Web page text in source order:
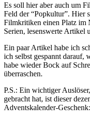
Es soll hier aber auch um
Feld der “Popkultur”. Hier
Filmkritiken einen Platz im
Serien, lesenswerte Artikel
Ein paar Artikel habe ich
ich selbst gespannt darauf,
habe wieder Bock auf
überraschen.
P.S.: Ein wichtiger
gebracht hat, ist dieser
Adventskalender-Geschenk: